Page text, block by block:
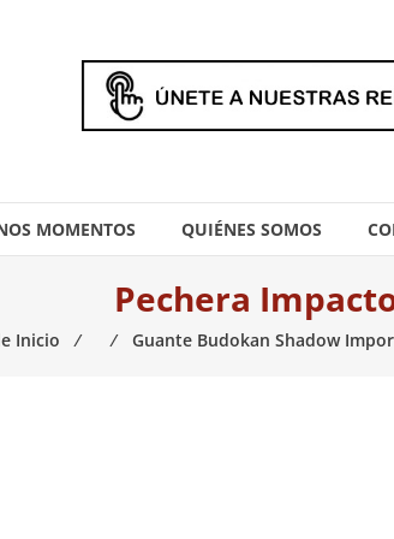
MOMENTOS QUIÉNES SOMOS
Pechera
Inicio ⁄ ⁄ Guante Budokan Shadow